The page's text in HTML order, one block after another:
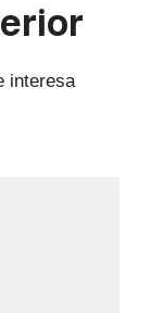
interesa